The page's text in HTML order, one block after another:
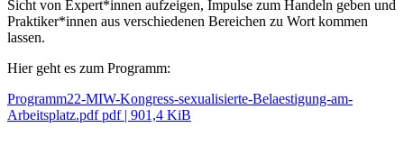
Sicht von Expert*innen aufzeigen, Impulse zum Handeln geben und
Praktiker*innen aus verschiedenen Bereichen zu Wort kommen
lassen.
Hier geht es zum Programm:
Programm22-MIW-Kongress-sexualisierte-Belaestigung-am-
Arbeitsplatz.pdfpdf| 901,4 KiB